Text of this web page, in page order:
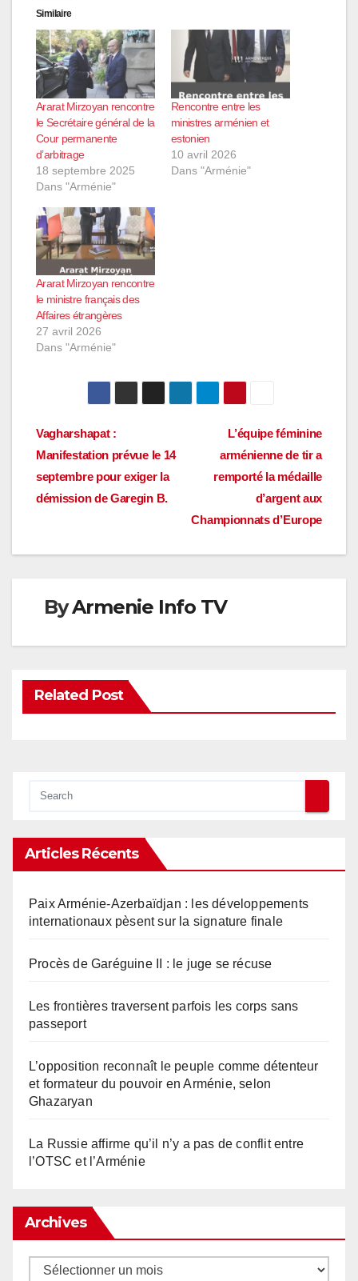
Similaire
Ararat Mirzoyan rencontre
le Secrétaire général de la
Cour permanente
d’arbitrage
18 septembre 2025
Dans "Arménie"
Rencontre entre les
ministres arménien et
estonien
10 avril 2026
Dans "Arménie"
Ararat Mirzoyan rencontre
le ministre français des
Affaires étrangères
27 avril 2026
Dans "Arménie"
Navigation
de
l’article
L’équipe féminine
arménienne de tir a
remporté la médaille
d’argent aux
Championnats d’Europe
Vagharshapat :
Manifestation prévue le 14
septembre pour exiger la
démission de Garegin B.
ByArmenie Info TV
Related Post
Articles Récents
Paix Arménie-Azerbaïdjan : les développements
internationaux pèsent sur la signature finale
Procès de Garéguine II : le juge se récuse
Les frontières traversent parfois les corps sans
passeport
L’opposition reconnaît le peuple comme détenteur
et formateur du pouvoir en Arménie, selon
Ghazaryan
La Russie affirme qu’il n’y a pas de conflit entre
l’OTSC et l’Arménie
Archives
Archives